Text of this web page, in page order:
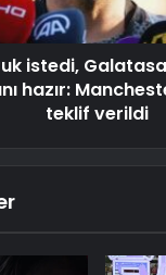
istedi,
hazır:
teklif verildi